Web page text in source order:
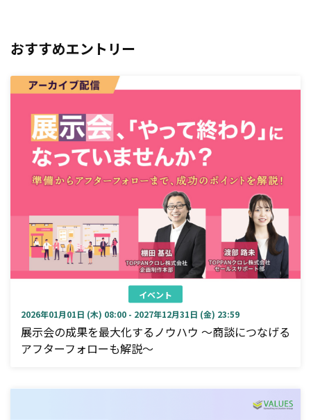
おすすめエントリー
イベント
2026年01月01日 (木) 08:00 - 2027年12月31日 (金) 23:59
展示会の成果を最大化するノウハウ ～商談につなげる
アフターフォローも解説～